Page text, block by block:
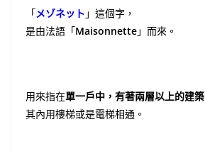
「メゾネット 」這個字，
是由法語「Maisonnette」而來。
用來指在單一戶中，有著兩層以上的建築
其內用樓梯或是電梯相通。